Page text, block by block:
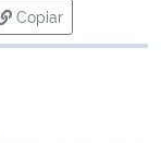
Copiar
para área de